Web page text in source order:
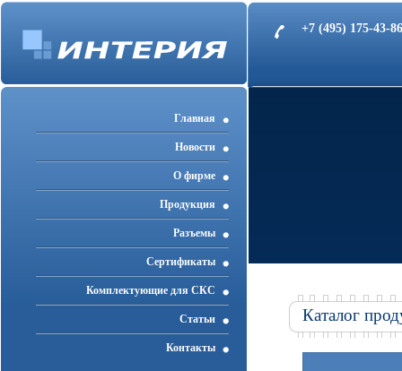
+7 (495) 175-43-
Главная
Новости
О фирме
Продукция
Разъемы
Cертификаты
Комплектующие для СКС
Статьи
Контакты
Каталог